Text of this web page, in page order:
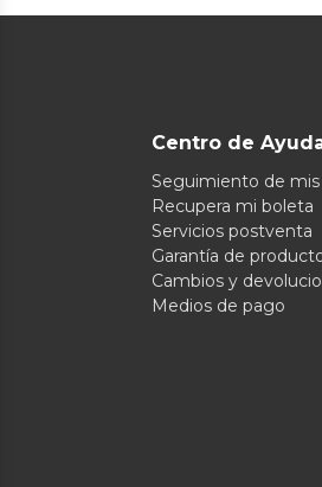
Centro de
Seguimiento de
Recupera mi boleta
Servicios postventa
Garantía de
Cambios y
Medios de pago